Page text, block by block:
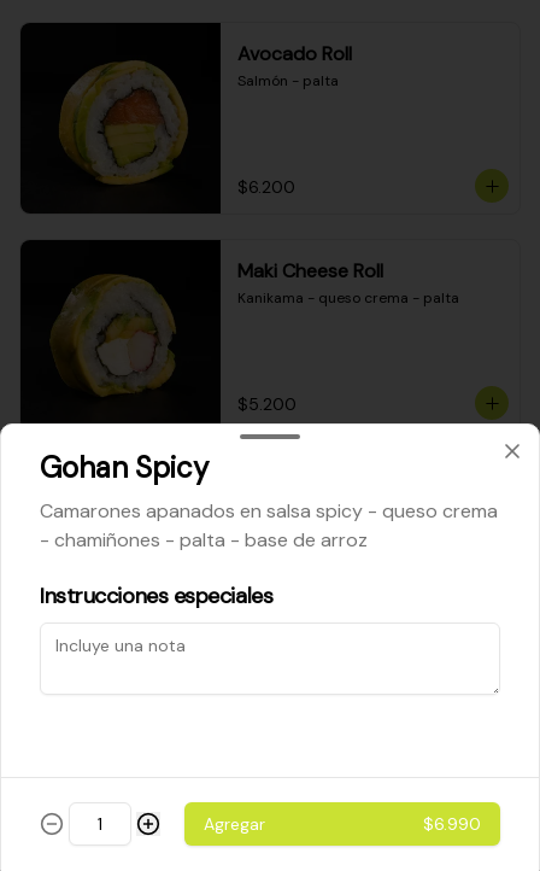
Avocado Roll
Salmón - palta
$6.200
Maki Cheese Roll
Kanikama - queso crema - palta
$5.200
Queso crema - palta - cebollín
$5.200
$5.800
Gohan Spicy
Camarones apanados en salsa spicy - queso crema
- chamiñones - palta - base de arroz
Instrucciones especiales
Agregar $6.990